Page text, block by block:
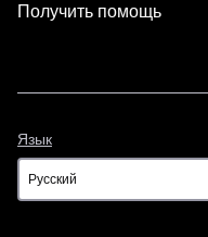
Получить помощь
Язык